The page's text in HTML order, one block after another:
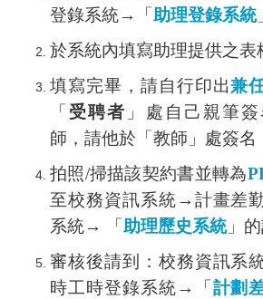
登錄系統→「 助理登錄系統
於系統內填寫助理提供之表
填寫完畢，請自行印出兼
「 受聘者 」處自己親筆簽
師，請他於「教師」處簽名
拍照/掃描該契約書並轉為
至校務資訊系統→計畫差
系統→ 「 助理歷史系統」
審核後請到：校務資訊系
時工時登錄系統→「 計劃